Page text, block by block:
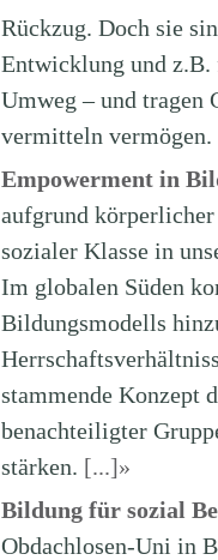
Rückzug. Doch sie
Entwicklung und z.B.
Umweg – und tragen
vermitteln vermögen.
Empowerment in
aufgrund
sozialer Klasse in
Im globalen Süden
Bildungsmodells
stammende Konzept
benachteiligter
stärken. [...]»
Bildung für sozial
Obdachlosen-Uni in